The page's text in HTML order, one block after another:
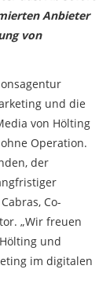
Anbieter
von
und die
von Hölting
Operation.
der
Co-
„Wir freuen
und
im digitalen